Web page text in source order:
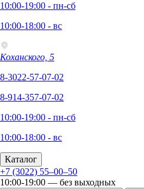
10:00-19:00 - пн-сб
10:00-18:00 - вс
Коханского, 5
8-3022-57-07-02
8-914-357-07-02
10:00-19:00 - пн-сб
10:00-18:00 - вс
Каталог
+7 (3022) 55‒00‒50
10:00-19:00 — без выходных